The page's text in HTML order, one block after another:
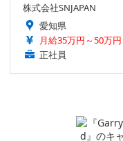
株式会社SNJAPAN
愛知県
月給35万円～50万円
正社員